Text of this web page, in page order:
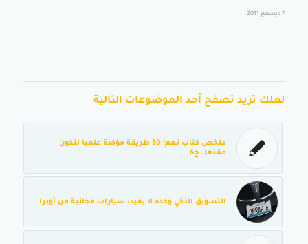
7 ديسمبر 2011
لعلك تريد تصفح أحد الموضوعات التالية
ملخص كتاب نعم! 50 طريقة مؤكدة علميا لتكون
مقنعا. ج6
التسويق الذكي وحده لا يفيد، سيارات مجانية من أوبرا